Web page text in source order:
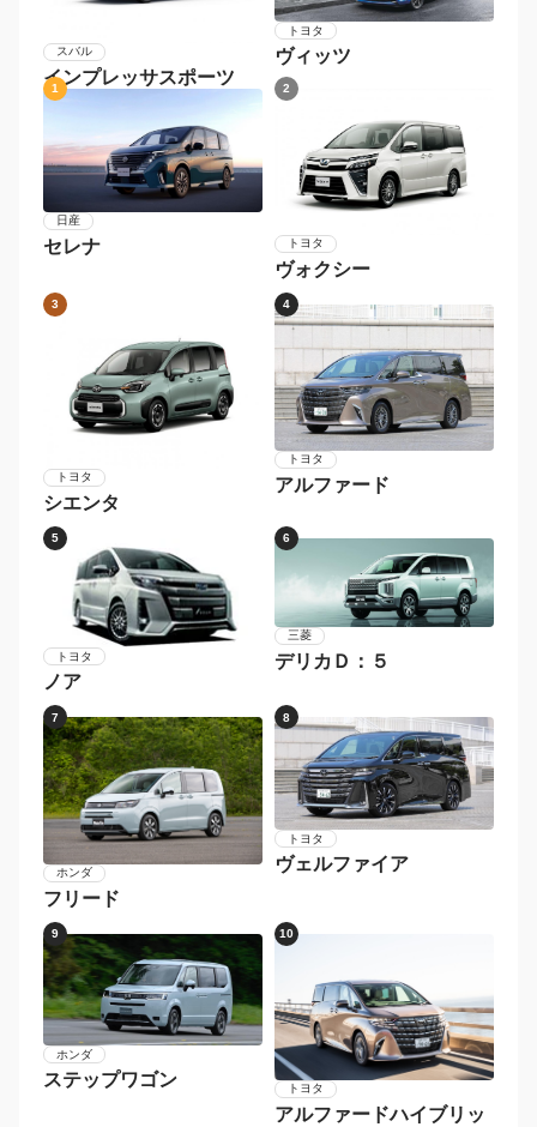
スバル
インプレッサスポーツ
トヨタ
ヴィッツ
1
日産
セレナ
2
トヨタ
ヴォクシー
3
トヨタ
シエンタ
4
トヨタ
アルファード
5
トヨタ
ノア
6
三菱
デリカＤ：５
7
ホンダ
フリード
8
トヨタ
ヴェルファイア
9
ホンダ
ステップワゴン
10
トヨタ
アルファードハイブリッ